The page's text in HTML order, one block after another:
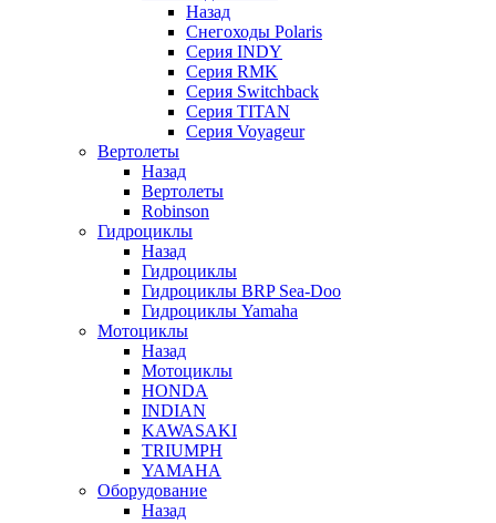
Назад
Снегоходы Polaris
Серия INDY
Серия RMK
Серия Switchback
Серия TITAN
Серия Voyageur
Вертолеты
Назад
Вертолеты
Robinson
Гидроциклы
Назад
Гидроциклы
Гидроциклы BRP Sea-Doo
Гидроциклы Yamaha
Мотоциклы
Назад
Мотоциклы
HONDA
INDIAN
KAWASAKI
TRIUMPH
YAMAHA
Оборудование
Назад